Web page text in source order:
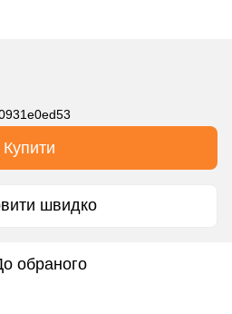
Купити
швидко
обраного